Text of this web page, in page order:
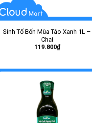
Sinh Tố Bốn Mùa Táo Xanh 1L –
Chai
119.800₫